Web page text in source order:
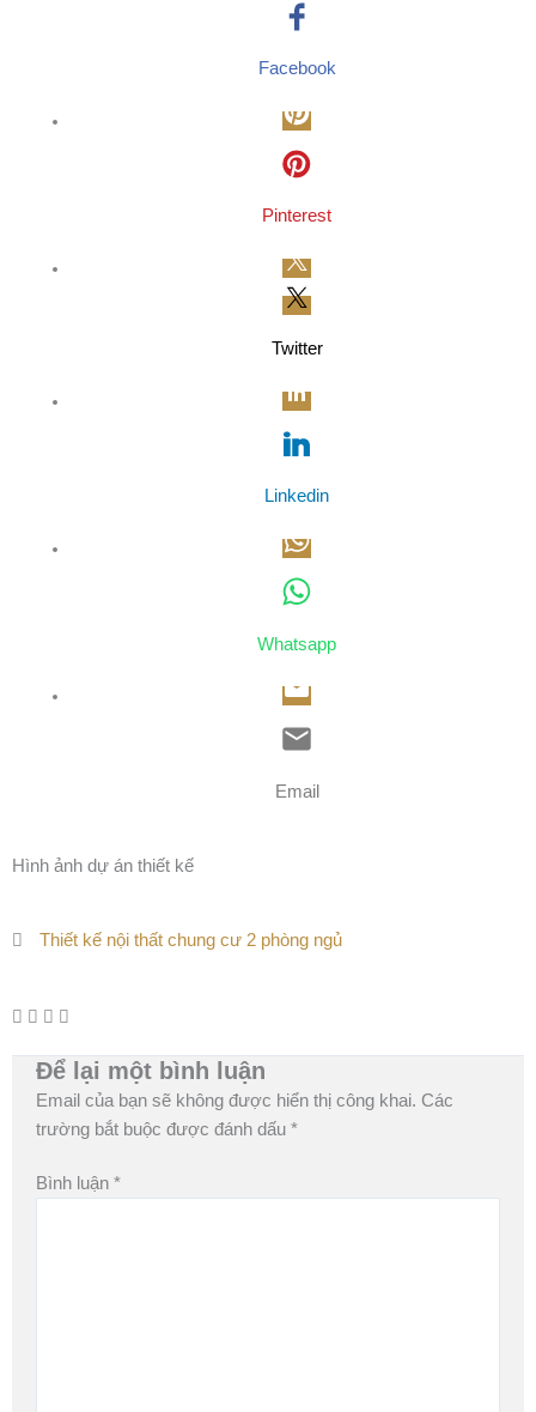
Facebook
Pinterest
Twitter
Linkedin
Whatsapp
Email
Hình ảnh dự án thiết kế
Thiết kế nội thất chung cư 2 phòng ngủ
Để lại một bình luận
Email của bạn sẽ không được hiển thị công khai. Các
trường bắt buộc được đánh dấu *
Bình luận *